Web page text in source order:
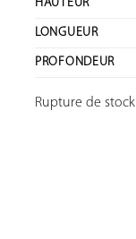
HAUTEUR
LONGUEUR
PROFONDEUR
Rupture de stock